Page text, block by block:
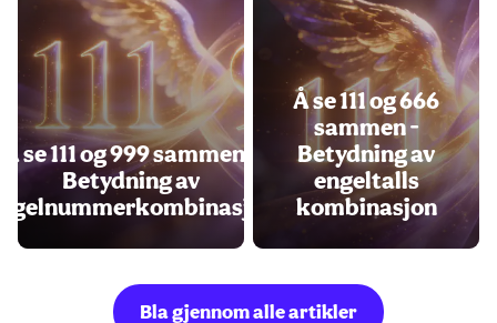
Å se 111 og 999 sammen -
Betydning av
Å se 111 og 666
sammen -
Betydning av
engeltalls
kombinasjon
Bla gjennom alle artikler